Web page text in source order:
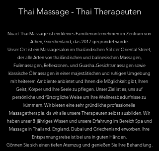
Thai Massage - Thai Therapeuten
Nuad Thai Massage ist ein kleines Familienunternehmen im Zentrum von
Athen, Griechenland, das 2017 gegründet wurde.
Unser Ort ist ein Massagesalon im thailändischen Stil der Oriental Street,
der alle Arten von thailändischen und balinesischen Massagen,
Fußmassagen, Reflexzonen- und Guasha-Gesichtsmassagen sowie
klassische Ölmassagen in einer majestätischen und ruhigen Umgebung
mit heiterem Ambiente anbietet und Ihnen die Möglichkeit gibt, Ihren
Geist, Körper und Ihre Seele zu pflegen. Unser Ziel ist es, uns auf
persönliche und fürsorgliche Weise um Ihre Wellnessbedürfnisse zu
kümmern. Wir bieten eine sehr gründliche professionelle
Massagetherapie, da wir alle unsere Therapeuten selbst ausbilden. Wir
haben unser 8-jähriges Wissen und unsere Erfahrung im Bereich Spa und
Massage in Thailand, England, Dubai und Griechenland erworben. Ihre
Entspannungsreise ist bei uns in guten Händen.
Gönnen Sie sich einen tiefen Atemzug und genießen Sie Ihre Behandlung.